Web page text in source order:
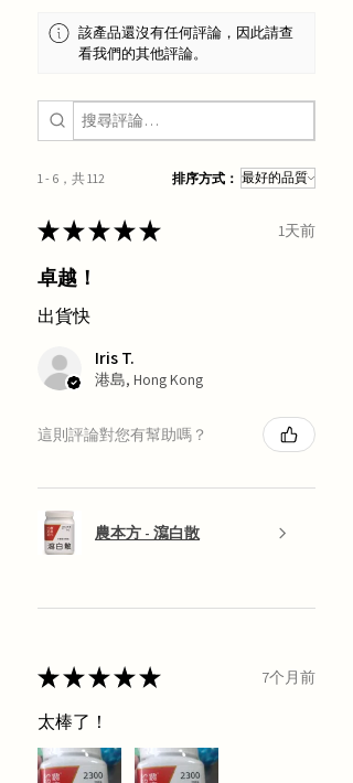
該產品還沒有任何評論，因此請查
看我們的其他評論。
1 - 6，共 112 排序方式：
★★★★★ 1天前
卓越！
出貨快
Iris T.
港島, Hong Kong
這則評論對您有幫助嗎？
農本方 - 瀉白散
★★★★★ 7个月前
太棒了！